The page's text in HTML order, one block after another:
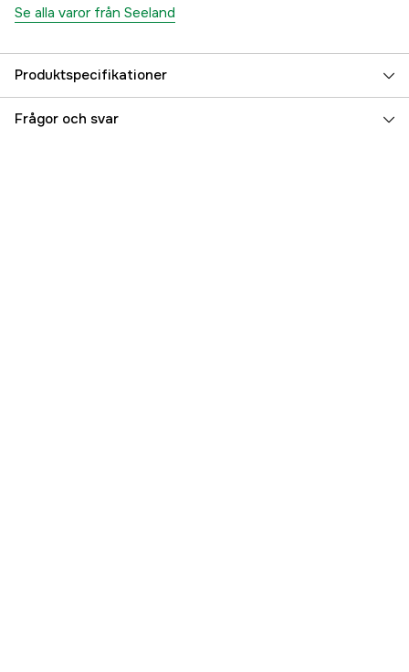
Se alla varor från Seeland
Produktspecifikationer
Färgton Grön
Frågor och svar